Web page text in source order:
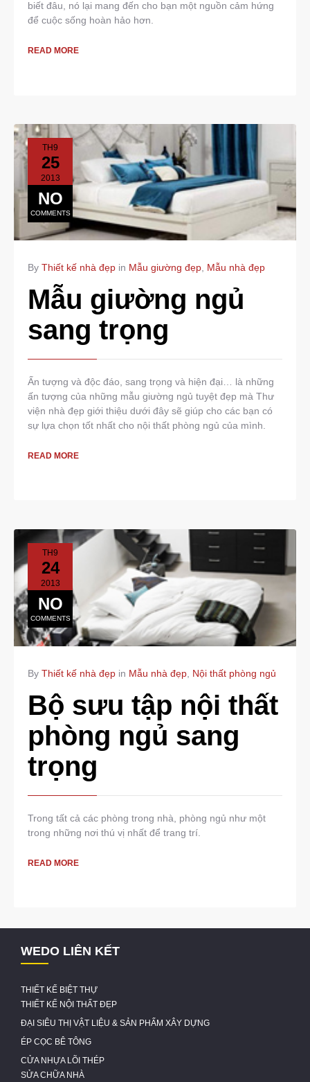
biết đâu, nó lại mang đến cho bạn một nguồn cảm hứng
để cuộc sống hoàn hảo hơn.
READ MORE
TH9
25
2013
NO
COMMENTS
By Thiết kế nhà đẹp in Mẫu giường đẹp, Mẫu nhà đẹp
Mẫu giường ngủ
sang trọng
Ấn tượng và độc đáo, sang trọng và hiện đại… là những
ấn tượng của những mẫu giường ngủ tuyệt đẹp mà Thư
viện nhà đẹp giới thiệu dưới đây sẽ giúp cho các bạn có
sự lựa chọn tốt nhất cho nội thất phòng ngủ của mình.
READ MORE
TH9
24
2013
NO
COMMENTS
By Thiết kế nhà đẹp in Mẫu nhà đẹp, Nội thất phòng ngủ
Bộ sưu tập nội thất
phòng ngủ sang
trọng
Trong tất cả các phòng trong nhà, phòng ngủ như một
trong những nơi thú vị nhất để trang trí.
READ MORE
WEDO LIÊN KẾT
THIẾT KẾ BIỆT THỰ
THIẾT KẾ NỘI THẤT ĐẸP
ĐẠI SIÊU THỊ VẬT LIỆU & SẢN PHẨM XÂY DỰNG
ÉP CỌC BÊ TÔNG
CỬA NHỰA LÕI THÉP
SỬA CHỮA NHÀ